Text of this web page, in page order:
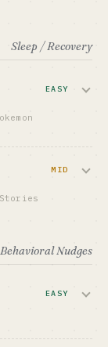
。Sleep / Recovery
上
EASY
MID
Behavioral Nudges
EASY